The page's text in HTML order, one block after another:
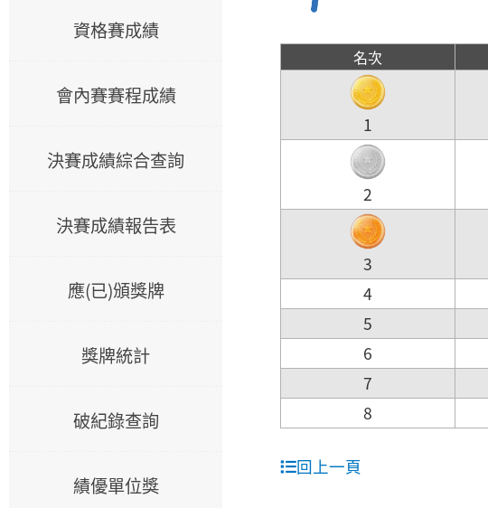
資格賽成績
會內賽賽程成績
決賽成績綜合查詢
決賽成績報告表
應(已)頒獎牌
獎牌統計
破紀錄查詢
績優單位獎
名次
1
2
3
4
5
6
7
8
回上一頁